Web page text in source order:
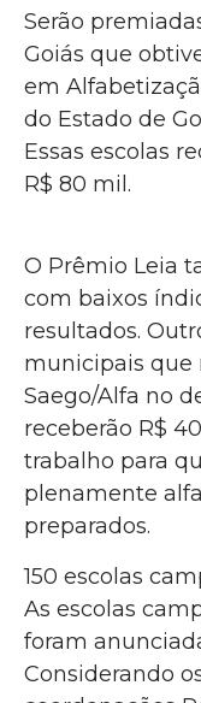
Serão
Goiás que
em
do Estado de
Essas escolas
R$ 80 mil.
O Prêmio Leia
com baixos
resultados.
municipais que
Saego/Alfa no
receberão R$
trabalho para
plenamente
preparados.
150 escolas
As escolas
foram
Considerando